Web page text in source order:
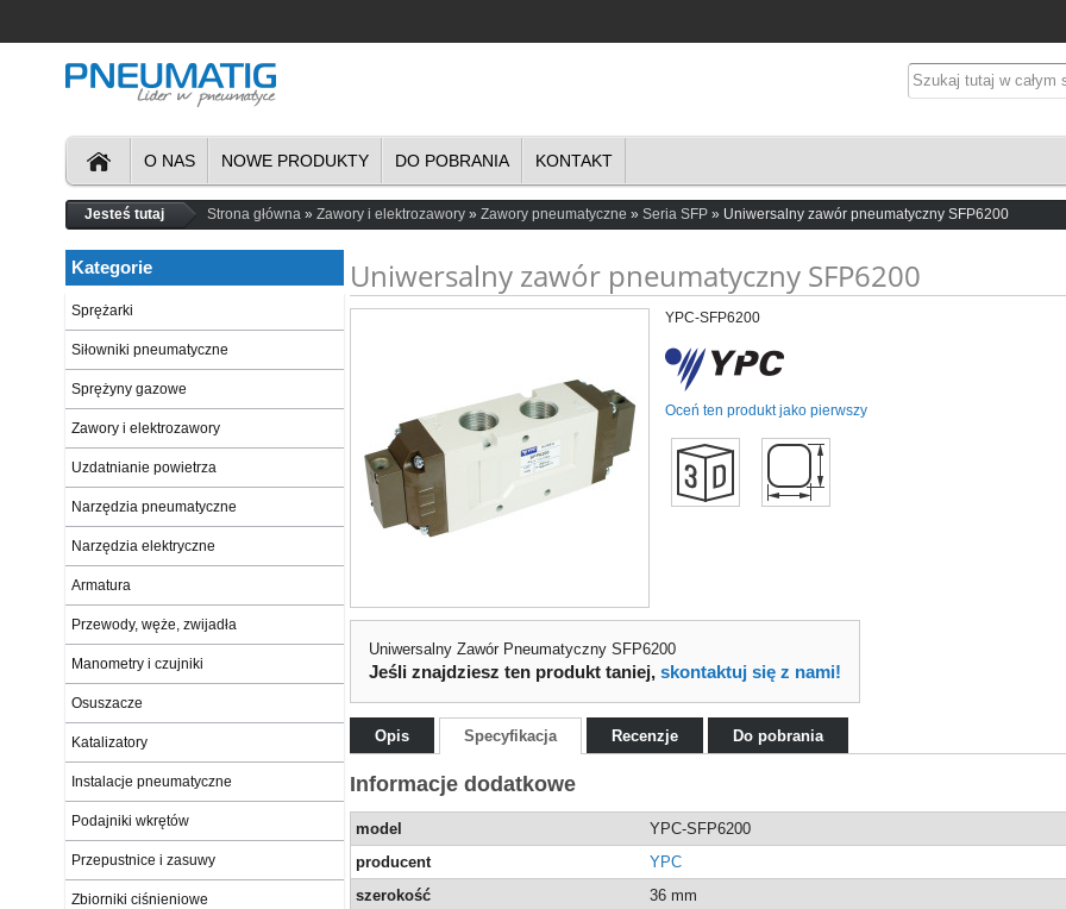
O NAS NOWE PRODUKTY DO POBRANIA KONTAKT
Jesteś tutaj Strona główna Zawory i elektrozawory Zawory pneumatyczne Seria SFP Uniwersalny zawór pneumatyczny SFP6200
Uniwersalny zawór pneumatyczny SFP6200
YPC-SFP6200
Oceń ten produkt jako pierwszy
Uniwersalny Zawór Pneumatyczny SFP6200
Jeśli znajdziesz ten produkt taniej,skontaktuj się z nami!
Opis Specyfikacja Recenzje Do pobrania
Informacje dodatkowe
model
YPC-SFP6200
producent
YPC
szerokość
36 mm
Kategorie
Sprężarki
Siłowniki pneumatyczne
Sprężyny gazowe
Zawory i elektrozawory
Uzdatnianie powietrza
Narzędzia pneumatyczne
Narzędzia elektryczne
Armatura
Przewody, węże, zwijadła
Manometry i czujniki
Osuszacze
Katalizatory
Instalacje pneumatyczne
Podajniki wkrętów
Przepustnice i zasuwy
Zbiorniki ciśnieniowe